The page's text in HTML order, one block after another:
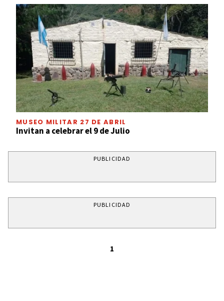
MUSEO MILITAR 27 DE ABRIL
Invitan a celebrar el 9 de Julio
PUBLICIDAD
PUBLICIDAD
1